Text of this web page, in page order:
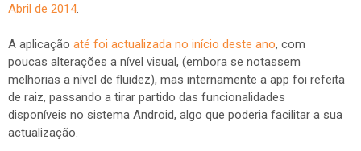
Abril de 2014.
A aplicação até foi actualizada no início deste ano, com
poucas alterações a nível visual, (embora se notassem
melhorias a nível de fluidez), mas internamente a app foi refeita
de raiz, passando a tirar partido das funcionalidades
disponíveis no sistema Android, algo que poderia facilitar a sua
actualização.